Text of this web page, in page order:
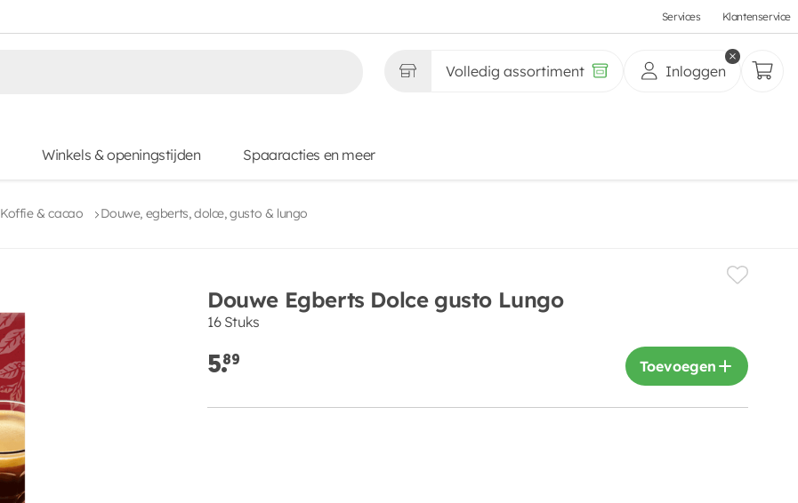
Services Klantenservice
Volledig assortiment Inloggen
Winkels & openingstijden Spaaracties en meer
Koffie & cacao Douwe, egberts, dolce, gusto & lungo
Douwe Egberts Dolce gusto Lungo
16 Stuks
5.89 Toevoegen